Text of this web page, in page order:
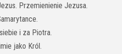
Przemienienie Jezusa.
i za Piotra.
jako Król.